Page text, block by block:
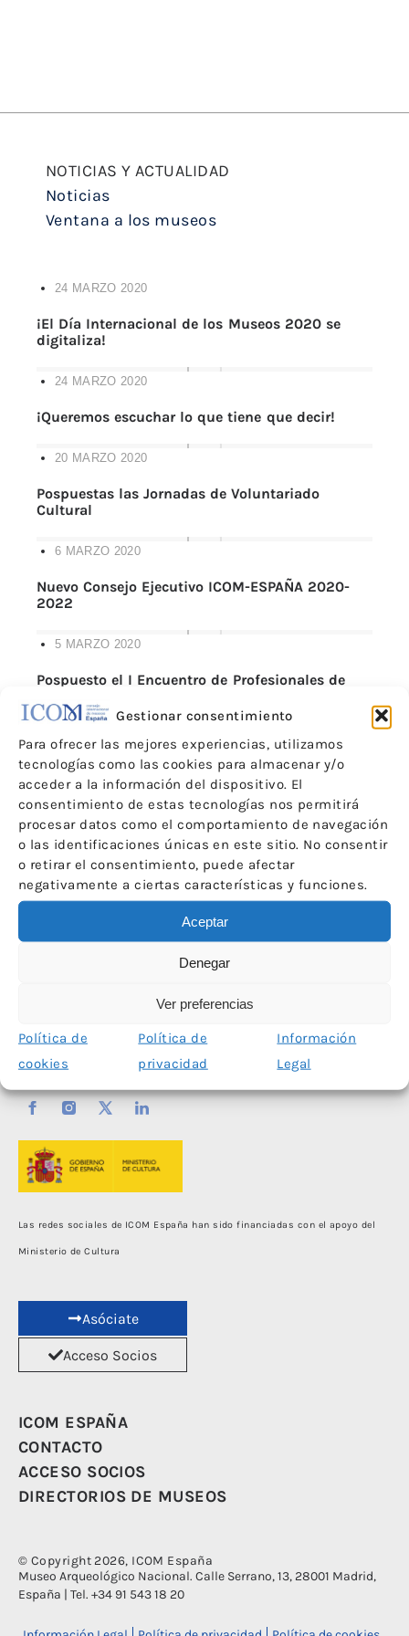
Gestionar consentimiento
Para ofrecer las mejores experiencias, utilizamos
tecnologías como las cookies para almacenar y/o
acceder a la información del dispositivo. El
consentimiento de estas tecnologías nos permitirá
procesar datos como el comportamiento de navegación
o las identificaciones únicas en este sitio. No consentir
o retirar el consentimiento, puede afectar
negativamente a ciertas características y funciones.
Aceptar
Denegar
Ver preferencias
Política de
cookies
Política de
privacidad
Información
Legal
NOTICIAS Y ACTUALIDAD
Noticias
Ventana a los museos
24 MARZO 2020
¡El Día Internacional de los Museos 2020 se
digitaliza!
24 MARZO 2020
¡Queremos escuchar lo que tiene que decir!
20 MARZO 2020
Pospuestas las Jornadas de Voluntariado
Cultural
6 MARZO 2020
Nuevo Consejo Ejecutivo ICOM-ESPAÑA 2020-
2022
5 MARZO 2020
Pospuesto el I Encuentro de Profesionales de
17 FEBRERO 2020
Elecciones al Consejo Ejecutivo de ICOM España
← 1 … 18 19 20 21
22
…
76 →
Las redes sociales de ICOM España han sido financiadas con el apoyo del
Ministerio de Cultura
Asóciate
Acceso Socios
ICOM ESPAÑA
CONTACTO
ACCESO SOCIOS
DIRECTORIOS DE MUSEOS
© Copyright 2026, ICOM España
Museo Arqueológico Nacional. Calle Serrano, 13, 28001 Madrid,
España | Tel. +34 91 543 18 20